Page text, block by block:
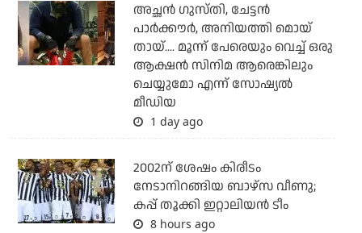
അച്ഛന്‍ ഗുസ്തി, ചേട്ടന്‍
പാര്‍ക്കൗര്‍, അനിയത്തി മൊയ്
തായ്.... മൂന്ന് പേരെയും വെച്ച് ഒരു
ആക്ഷന്‍ സിനിമ ആരെങ്കിലും
ചെയ്യുമോ എന്ന് സോഷ്യല്‍
മീഡിയ
1 day ago
2002ന് ശേഷം കിരീടം
നേടാനിറങ്ങിയ ബാഴ്സ വീണു;
കപ്പ് തൂക്കി ഇറ്റാലിയൻ ടീം
8 hours ago